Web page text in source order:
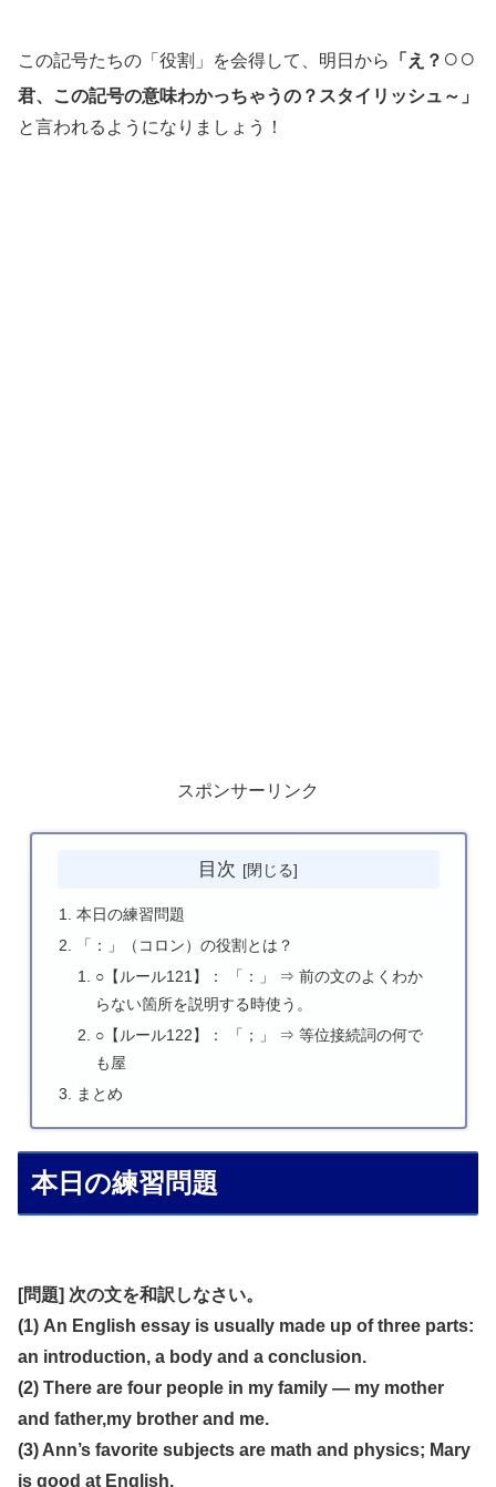
この記号たちの「役割」を会得して、明日から 「え？ ○○
君、この記号の意味わかっちゃうの？スタイリッシュ～」
と言われるようになりましょう！
スポンサーリンク
目次
本日の練習問題
「：」（コロン）の役割とは？
○【ルール121】： 「：」 ⇒ 前の文のよくわか
らない箇所を説明する時使う。
○【ルール122】： 「；」 ⇒ 等位接続詞の何で
も屋
まとめ
本日の練習問題
[問題] 次の文を和訳しなさい。
(1) An English essay is usually made up of three parts:
an introduction, a body and a conclusion.
(2) There are four people in my family ― my mother
and father,my brother and me.
(3) Ann’s favorite subjects are math and physics; Mary
is good at English.